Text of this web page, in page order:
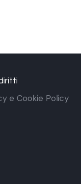
e Cookie Policy